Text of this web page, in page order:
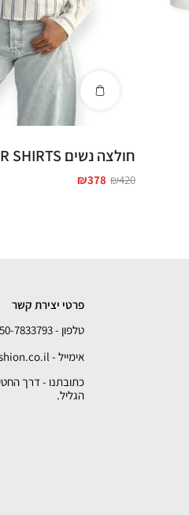
חולצה נשים TOMMY HILFIGER SHIRTS
₪420
₪378
פרטי יצירת קשר
טלפון - 050-7833793
אימייל - info@zico-fashion.co.il
הגליל.